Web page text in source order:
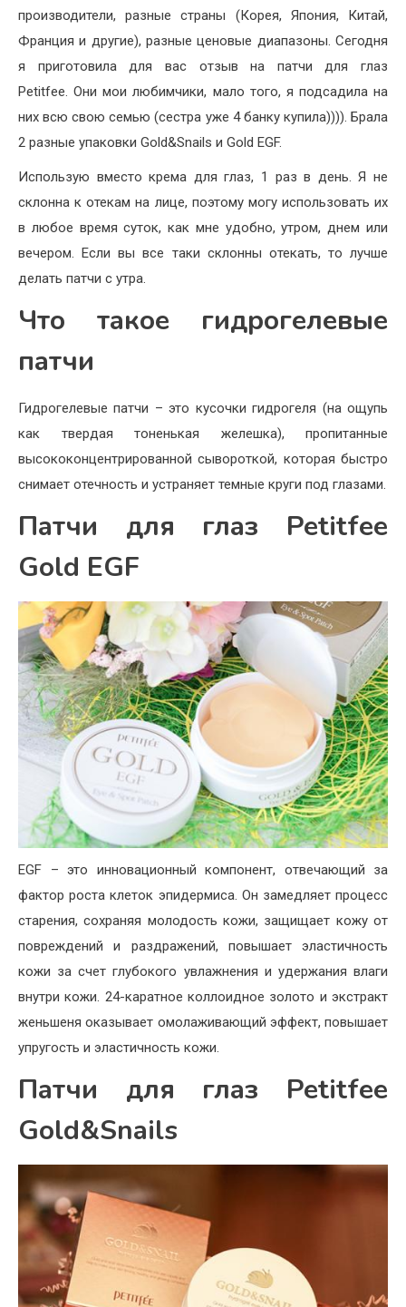
производители, разные страны (Корея, Япония, Китай,
Франция и другие), разные ценовые диапазоны. Сегодня
я приготовила для вас отзыв на патчи для глаз
Petitfee. Они мои любимчики, мало того, я подсадила на
них всю свою семью (сестра уже 4 банку купила)))). Брала
2 разные упаковки Gold&Snails и Gold EGF.
Использую вместо крема для глаз, 1 раз в день. Я не
склонна к отекам на лице, поэтому могу использовать их
в любое время суток, как мне удобно, утром, днем или
вечером. Если вы все таки склонны отекать, то лучше
делать патчи с утра.
Что такое гидрогелевые
патчи
Гидрогелевые патчи – это кусочки гидрогеля (на ощупь
как твердая тоненькая желешка), пропитанные
высококонцентрированной сывороткой, которая быстро
снимает отечность и устраняет темные круги под глазами.
Патчи для глаз Petitfee
Gold EGF
EGF – это инновационный компонент, отвечающий за
фактор роста клеток эпидермиса. Он замедляет процесс
старения, сохраняя молодость кожи, защищает кожу от
повреждений и раздражений, повышает эластичность
кожи за счет глубокого увлажнения и удержания влаги
внутри кожи. 24-каратное коллоидное золото и экстракт
женьшеня оказывает омолаживающий эффект, повышает
упругость и эластичность кожи.
Патчи для глаз Petitfee
Gold&Snails